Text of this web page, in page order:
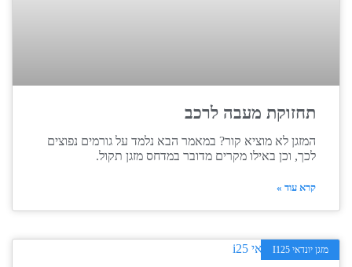
תחזוקת מעבה לרכב
המזגן לא מוציא קור? במאמר הבא נלמד על גורמים נפוצים
לכך, וכן באילו מקרים מדובר במדחס מזגן תקול.
קרא עוד »
מזגן יונדאי I125